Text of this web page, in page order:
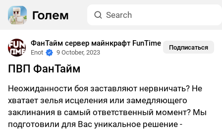
ФанТайм сервер майнкрафт FunTime
Enot 9 October, 2023
Подписаться
ПВП ФанТайм
Неожиданности боя заставляют нервничать? Не
хватает зелья исцеления или замедляющего
заклинания в самый ответственный момент? Мы
подготовили для Вас уникальное решение -